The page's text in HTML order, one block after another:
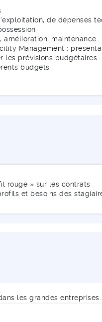
de dépenses
maintenance…
Management :
les prévisions budgétaires
budgets
rouge » sur les contrats
et besoins des
les grandes entreprises.